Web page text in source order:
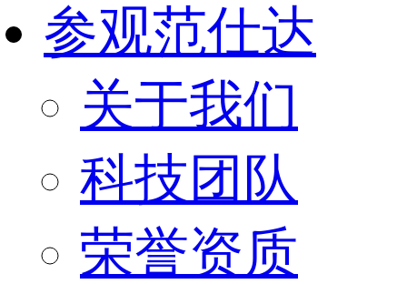
参观范仕达
关于我们
科技团队
荣誉资质